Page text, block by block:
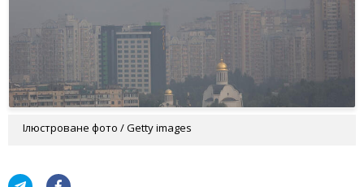
Ілюстроване фото / Getty images